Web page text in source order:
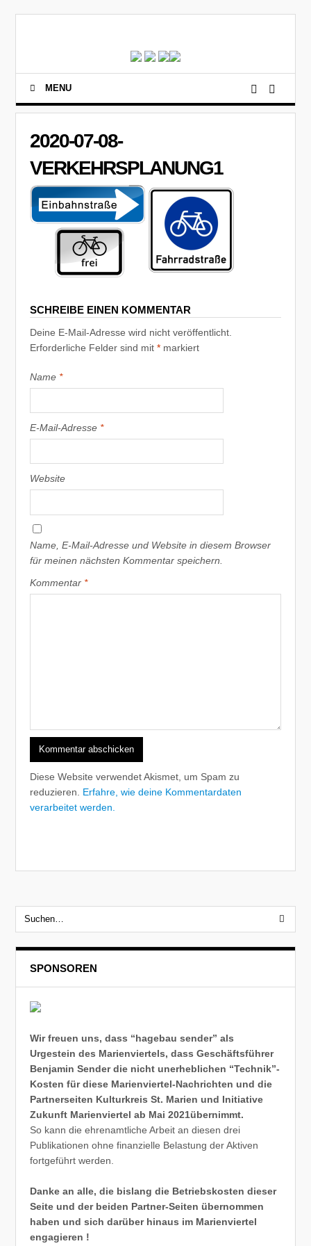
MENU
2020-07-08-
VERKEHRSPLANUNG1
SCHREIBE EINEN KOMMENTAR
Deine E-Mail-Adresse wird nicht veröffentlicht.
Erforderliche Felder sind mit* markiert
Name *
E-Mail-Adresse *
Website
Name, E-Mail-Adresse und Website in diesem Browser
für meinen nächsten Kommentar speichern.
Kommentar *
Diese Website verwendet Akismet, um Spam zu
reduzieren. Erfahre, wie deine Kommentardaten
verarbeitet werden.
SPONSOREN
Wir freuen uns, dass “hagebau sender” als
Urgestein des Marienviertels, dass Geschäftsführer
Benjamin Sender die nicht unerheblichen “Technik”-
Kosten für diese Marienviertel-Nachrichten und die
Partnerseiten Kulturkreis St. Marien und Initiative
Zukunft Marienviertel ab Mai 2021übernimmt.
So kann die ehrenamtliche Arbeit an diesen drei
Publikationen ohne finanzielle Belastung der Aktiven
fortgeführt werden.
Danke an alle, die bislang die Betriebskosten dieser
Seite und der beiden Partner-Seiten übernommen
haben und sich darüber hinaus im Marienviertel
engagieren !